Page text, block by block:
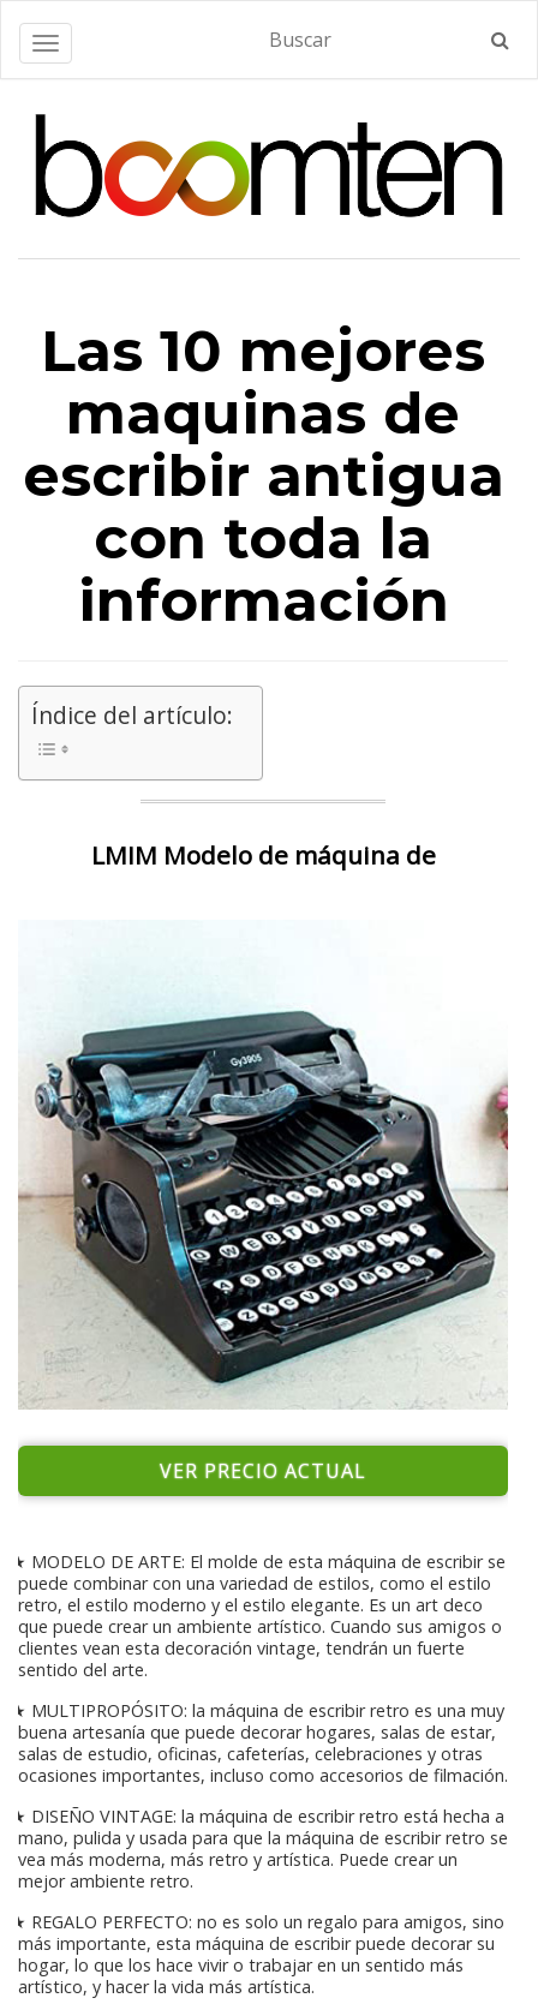
Alternar navegación
Las 10 mejores
maquinas de
escribir antigua
con toda la
información
Índice del artículo:
LMIM Modelo de máquina de
VER PRECIO ACTUAL
★ MODELO DE ARTE: El molde de esta máquina de escribir se
puede combinar con una variedad de estilos, como el estilo
retro, el estilo moderno y el estilo elegante. Es un art deco
que puede crear un ambiente artístico. Cuando sus amigos o
clientes vean esta decoración vintage, tendrán un fuerte
sentido del arte.
★ MULTIPROPÓSITO: la máquina de escribir retro es una muy
buena artesanía que puede decorar hogares, salas de estar,
salas de estudio, oficinas, cafeterías, celebraciones y otras
ocasiones importantes, incluso como accesorios de filmación.
★ DISEÑO VINTAGE: la máquina de escribir retro está hecha a
mano, pulida y usada para que la máquina de escribir retro se
vea más moderna, más retro y artística. Puede crear un
mejor ambiente retro.
★ REGALO PERFECTO: no es solo un regalo para amigos, sino
más importante, esta máquina de escribir puede decorar su
hogar, lo que los hace vivir o trabajar en un sentido más
artístico, y hacer la vida más artística.